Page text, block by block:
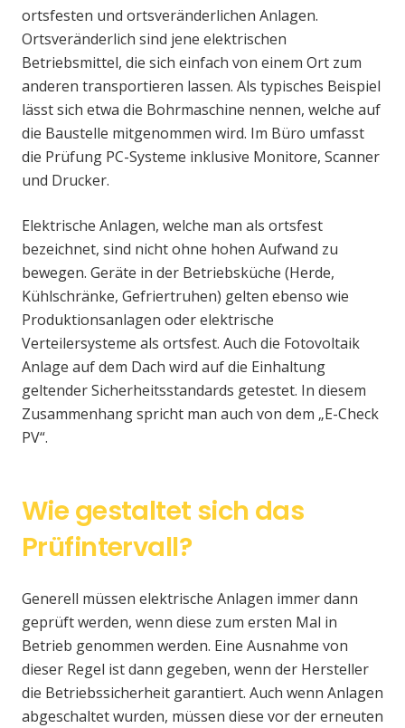
ortsfesten und ortsveränderlichen Anlagen.
Ortsveränderlich sind jene elektrischen
Betriebsmittel, die sich einfach von einem Ort zum
anderen transportieren lassen. Als typisches Beispiel
lässt sich etwa die Bohrmaschine nennen, welche auf
die Baustelle mitgenommen wird. Im Büro umfasst
die Prüfung PC-Systeme inklusive Monitore, Scanner
und Drucker.
Elektrische Anlagen, welche man als ortsfest
bezeichnet, sind nicht ohne hohen Aufwand zu
bewegen. Geräte in der Betriebsküche (Herde,
Kühlschränke, Gefriertruhen) gelten ebenso wie
Produktionsanlagen oder elektrische
Verteilersysteme als ortsfest. Auch die Fotovoltaik
Anlage auf dem Dach wird auf die Einhaltung
geltender Sicherheitsstandards getestet. In diesem
Zusammenhang spricht man auch von dem „E-Check
PV“.
Wie gestaltet sich das
Prüfintervall?
Generell müssen elektrische Anlagen immer dann
geprüft werden, wenn diese zum ersten Mal in
Betrieb genommen werden. Eine Ausnahme von
dieser Regel ist dann gegeben, wenn der Hersteller
die Betriebssicherheit garantiert. Auch wenn Anlagen
abgeschaltet wurden, müssen diese vor der erneuten